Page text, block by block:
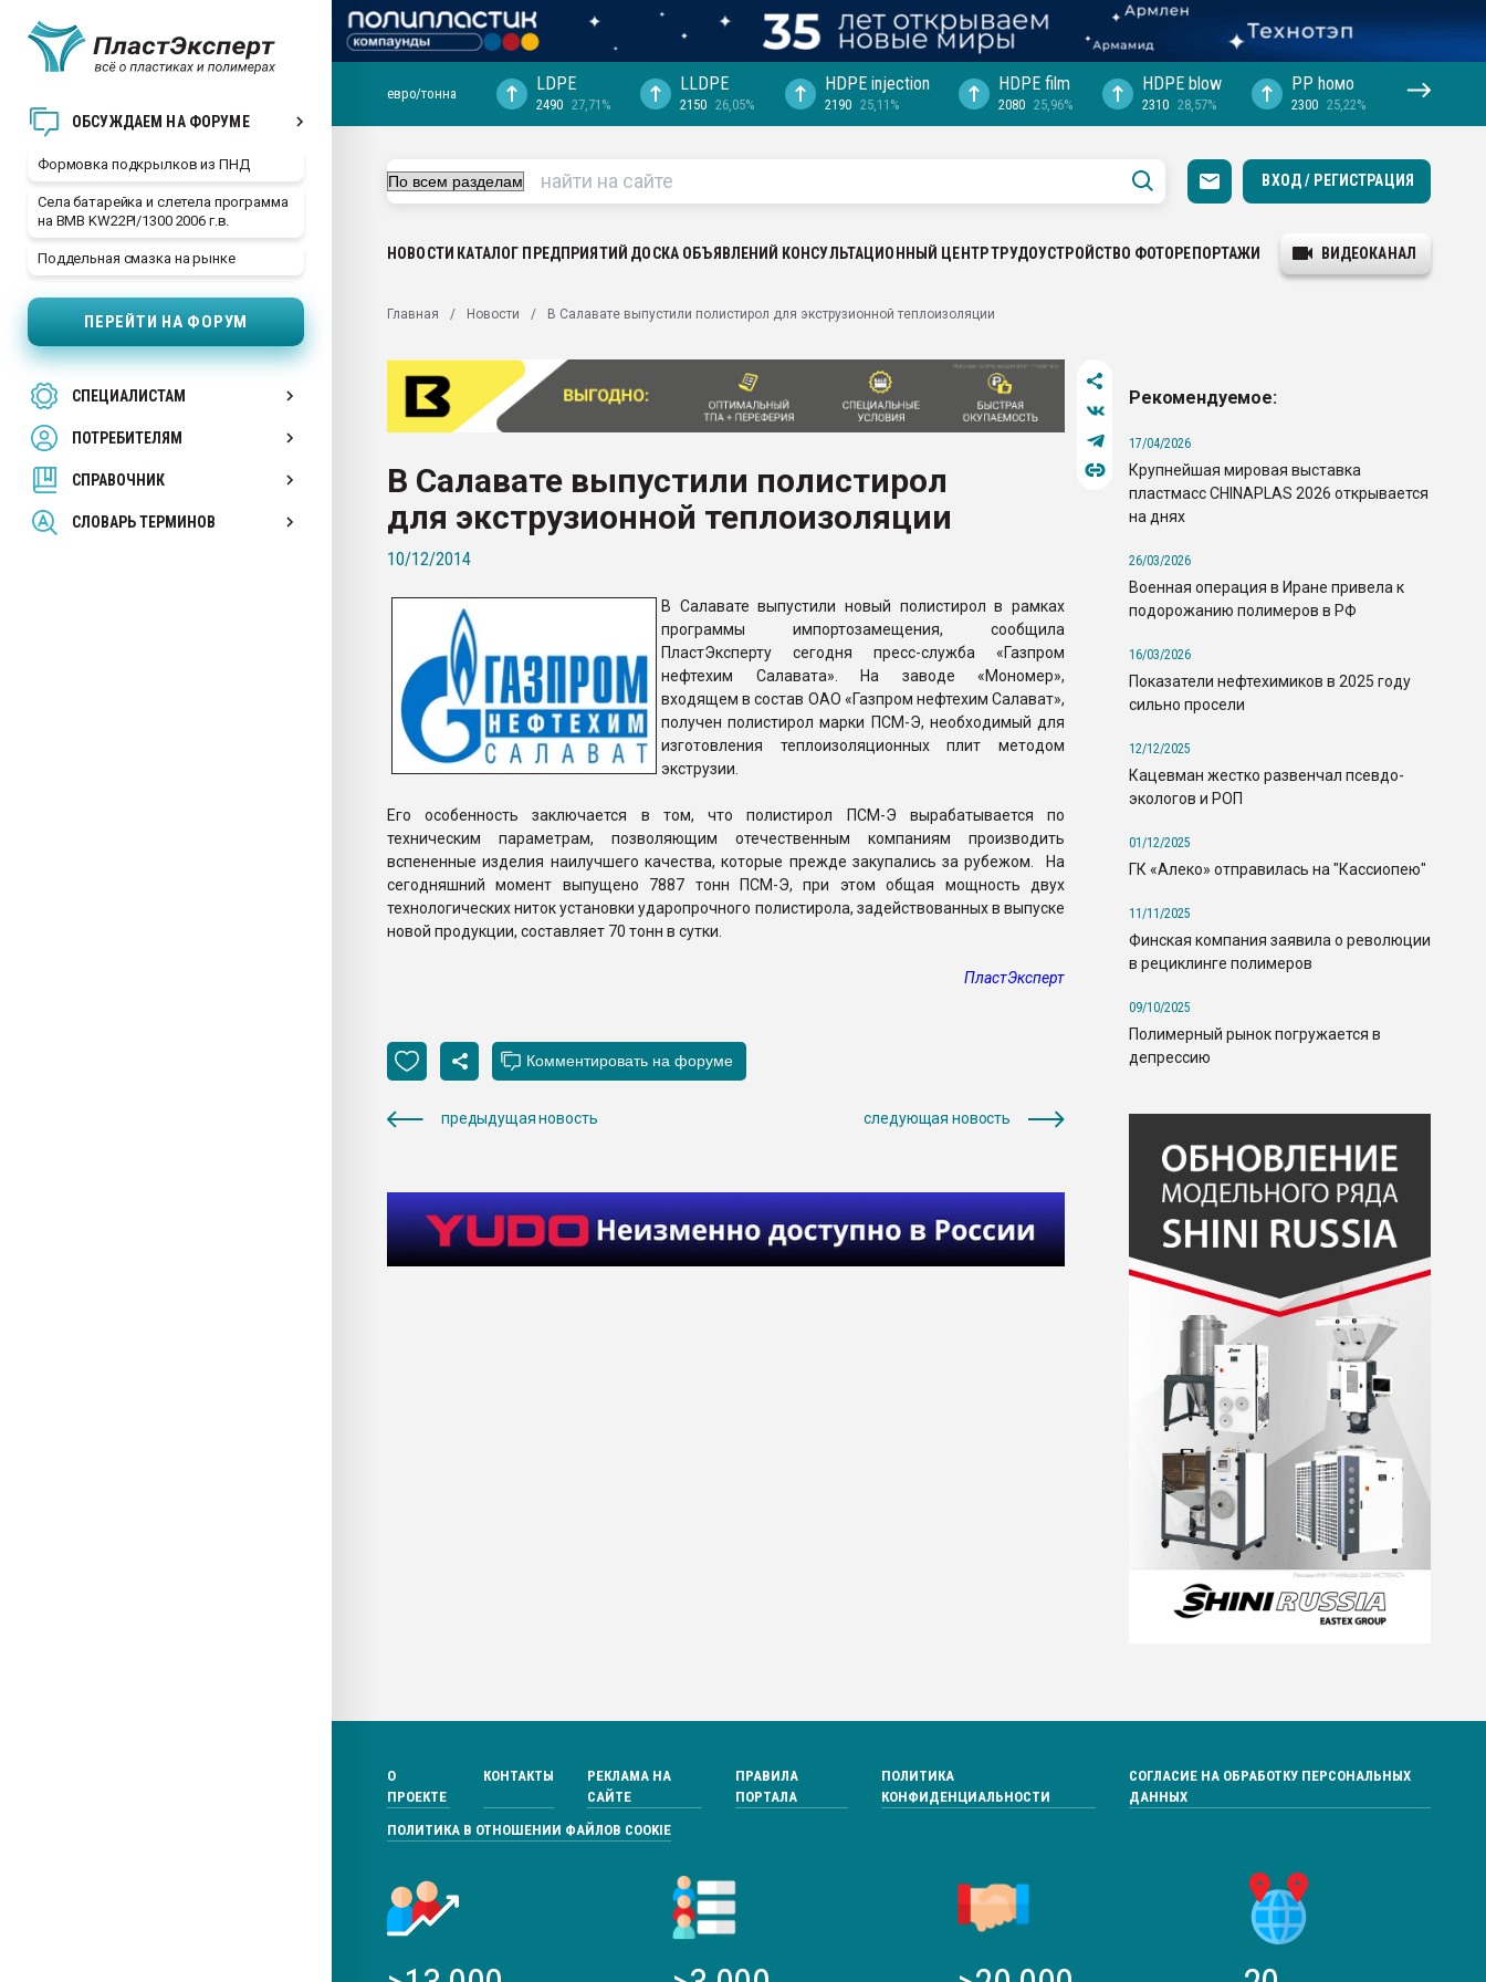
ОБСУЖДАЕМ НА ФОРУМЕ
Формовка подкрылков из ПНД
Села батарейка и слетела программа
на BMB KW22PI/1300 2006 г.в.
Поддельная смазка на рынке
ПЕРЕЙТИ НА ФОРУМ
СПЕЦИАЛИСТАМ
ПОТРЕБИТЕЛЯМ
СПРАВОЧНИК
СЛОВАРЬ ТЕРМИНОВ
29.07.2026 ФРП помог "Ижевскому
Вакуум-формовочные машины:
28.07.2026 Автоматизация выходит на
первый план в переработке
пластмасс
ситуацией на строительном рынке
Всё, что касается выдува ПЭТ
бутылок
ПЕРЕЙТИ НА ФОРУМ
евро/тонна LDPE
2490 27,71%
LLDPE
2150 26,05%
HDPE injection
2190 25,11%
HDPE film
2080 25,96%
HDPE blow
2310 28,57%
PP hомо
2300 25,22%
ВХОД / РЕГИСТРАЦИЯ
НОВОСТИ КАТАЛОГ ПРЕДПРИЯТИЙ ДОСКА ОБЪЯВЛЕНИЙ КОНСУЛЬТАЦИОННЫЙ ЦЕНТРТРУДОУСТРОЙСТВО ФОТОРЕПОРТАЖИ ВИДЕОКАНАЛ
Главная Новости В Салавате выпустили полистирол для экструзионной теплоизоляции
В Салавате выпустили полистирол
для экструзионной теплоизоляции
10/12/2014
В Салавате выпустили новый полистирол в рамках
программы импортозамещения, сообщила
ПластЭксперту сегодня пресс-служба «Газпром
нефтехим Салавата». На заводе «Мономер»,
входящем в состав ОАО «Газпром нефтехим Салават»,
получен полистирол марки ПСМ-Э, необходимый для
изготовления теплоизоляционных плит методом
экструзии.
Его особенность заключается в том, что полистирол ПСМ-Э вырабатывается по
техническим параметрам, позволяющим отечественным компаниям производить
вспененные изделия наилучшего качества, которые прежде закупались за рубежом. На
сегодняшний момент выпущено 7887 тонн ПСМ-Э, при этом общая мощность двух
технологических ниток установки ударопрочного полистирола, задействованных в выпуске
новой продукции, составляет 70 тонн в сутки.
ПластЭксперт
предыдущая новость следующая новость
Рекомендуемое:
17/04/2026
Крупнейшая мировая выставка
пластмасс CHINAPLAS 2026 открывается
на днях
26/03/2026
Военная операция в Иране привела к
подорожанию полимеров в РФ
16/03/2026
Показатели нефтехимиков в 2025 году
сильно просели
12/12/2025
Кацевман жестко развенчал псевдо-
экологов и РОП
01/12/2025
ГК «Алеко» отправилась на "Кассиопею"
11/11/2025
Финская компания заявила о революции
в рециклинге полимеров
09/10/2025
Полимерный рынок погружается в
депрессию
О
ПРОЕКТЕ
КОНТАКТЫ
РЕКЛАМА НА
САЙТЕ
ПРАВИЛА
ПОРТАЛА
ПОЛИТИКА
КОНФИДЕНЦИАЛЬНОСТИ
СОГЛАСИЕ НА ОБРАБОТКУ ПЕРСОНАЛЬНЫХ
ДАННЫХ
ПОЛИТИКА В ОТНОШЕНИИ ФАЙЛОВ COOKIE